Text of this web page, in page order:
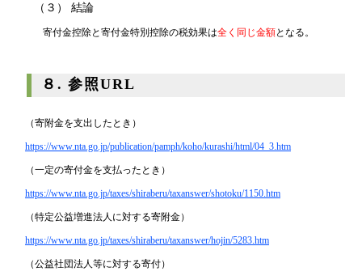
（３） 結論
寄付金控除と寄付金特別控除の税効果は全く同じ金額となる。
８. 参照URL
（寄附金を支出したとき）
https://www.nta.go.jp/publication/pamph/koho/kurashi/html/04_3.htm
（一定の寄付金を支払ったとき）
https://www.nta.go.jp/taxes/shiraberu/taxanswer/shotoku/1150.htm
（特定公益増進法人に対する寄附金）
https://www.nta.go.jp/taxes/shiraberu/taxanswer/hojin/5283.htm
（公益社団法人等に対する寄付）